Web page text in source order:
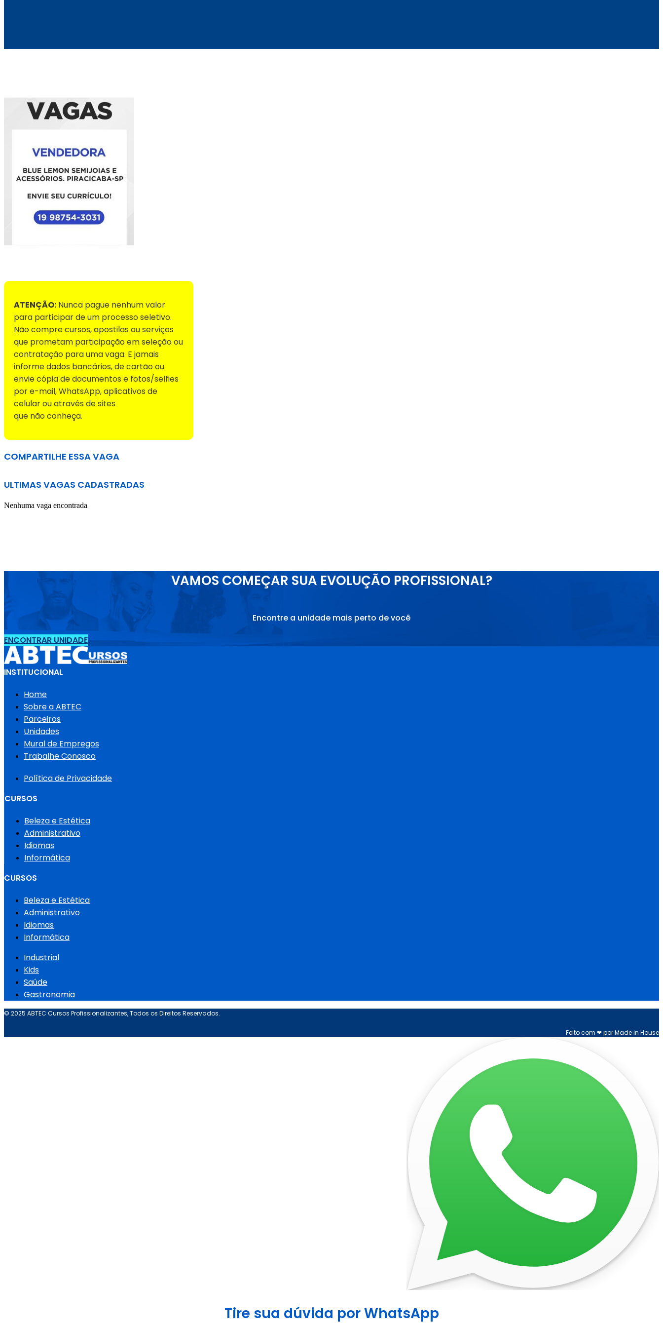
ATENÇÃO: Nunca pague nenhum valor
para participar de um processo seletivo.
Não compre cursos, apostilas ou serviços
que prometam participação em seleção ou
contratação para uma vaga. E jamais
informe dados bancários, de cartão ou
envie cópia de documentos e fotos/selfies
por e-mail, WhatsApp, aplicativos de
celular ou através de sites
que não conheça.
COMPARTILHE ESSA VAGA
ULTIMAS VAGAS CADASTRADAS
Nenhuma vaga encontrada
VAMOS COMEÇAR SUA EVOLUÇÃO PROFISSIONAL?
Encontre a unidade mais perto de você
ENCONTRAR UNIDADE
INSTITUCIONAL
Home
Sobre a ABTEC
Parceiros
Unidades
Mural de Empregos
Trabalhe Conosco
Política de Privacidade
CURSOS
Beleza e Estética
Administrativo
Idiomas
Informática
CURSOS
Beleza e Estética
Administrativo
Idiomas
Informática
Industrial
Kids
Saúde
Gastronomia
© 2025 ABTEC Cursos Profissionalizantes, Todos os Direitos Reservados.
Feito com ❤ por Made in House
Tire sua dúvida por WhatsApp